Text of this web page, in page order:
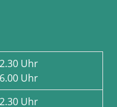
Uhr
Uhr
Uhr